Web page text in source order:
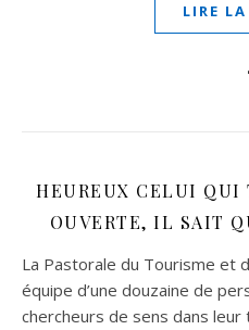
LIRE
HEUREUX CELUI QUI
OUVERTE, IL SAIT
La Pastorale du Tourisme et
équipe d’une douzaine de
chercheurs de sens dans